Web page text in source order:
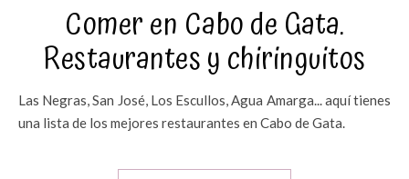
Comer en Cabo de Gata.
Restaurantes y chiringuitos
Las Negras, San José, Los Escullos, Agua Amarga... aquí tienes
una lista de los mejores restaurantes en Cabo de Gata.